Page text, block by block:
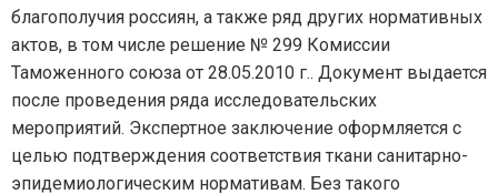
благополучия россиян, а также ряд других нормативных
актов, в том числе решение № 299 Комиссии
Таможенного союза от 28.05.2010 г.. Документ выдается
после проведения ряда исследовательских
мероприятий. Экспертное заключение оформляется с
целью подтверждения соответствия ткани санитарно-
эпидемиологическим нормативам. Без такого